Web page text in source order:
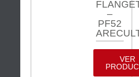
–
PF52
VER